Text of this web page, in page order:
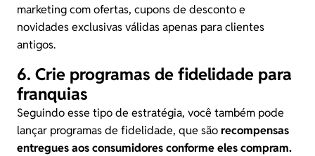
marketing com ofertas, cupons de desconto e
novidades exclusivas válidas apenas para clientes
antigos.
6. Crie programas de fidelidade para
franquias
Seguindo esse tipo de estratégia, você também pode
lançar programas de fidelidade, que sãorecompensas
entregues aos consumidores conforme eles compram.